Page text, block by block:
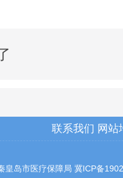
联系我们 网站
皇岛市医疗保障局 冀ICP备